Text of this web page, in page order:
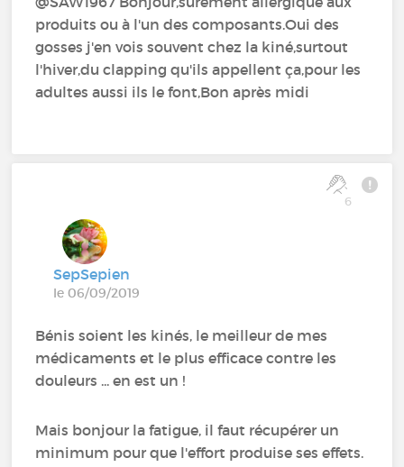
produits ou à l'un des composants.Oui des
gosses j'en vois souvent chez la kiné,surtout
l'hiver,du clapping qu'ils appellent ça,pour les
adultes aussi ils le font,Bon après midi
6
SepSepien
le 06/09/2019
Bénis soient les kinés, le meilleur de mes
médicaments et le plus efficace contre les
douleurs ... en est un !
Mais bonjour la fatigue, il faut récupérer un
minimum pour que l'effort produise ses effets.